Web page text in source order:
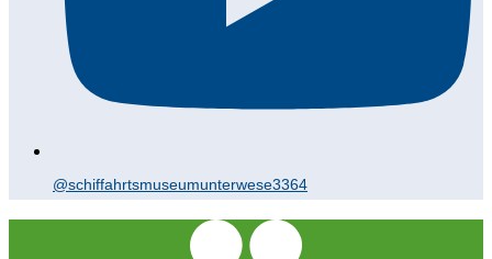
@schiffahrtsmuseumunterwese3364